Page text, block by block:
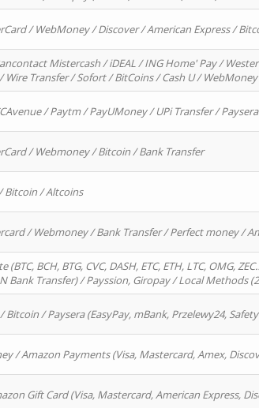
/ WebMoney / Discover / American Express /
Mistercash / iDEAL / ING Home' Pay /
Wire Transfer / Sofort / BitCoins / Cash U /
/ Paytm / PayUMoney / UPi Transfer /
/ Webmoney / Bitcoin / Bank Transfer
Bitcoin / Altcoins
/ Webmoney / Bank Transfer / Perfect money /
BCH, BTG, CVC, DASH, ETC, ETH, LTC, OMG,
Bank Transfer) / Payssion, Giropay / Local Methods
/ Paysera (EasyPay, mBank, Przelewy24,
/ Amazon Payments (Visa, Mastercard, Amex,
Gift Card (Visa, Mastercard, American Express,